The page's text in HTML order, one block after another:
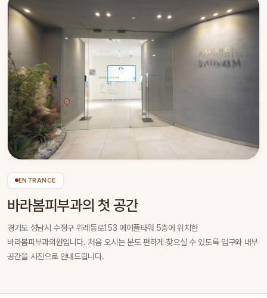
ENTRANCE
바라봄피부과의 첫 공간
경기도 성남시 수정구 위례동로153 에이플타워 5층에 위치한
바라봄피부과의원입니다. 처음 오시는 분도 편하게 찾으실 수 있도록 입구와 내부
공간을 사진으로 안내드립니다.